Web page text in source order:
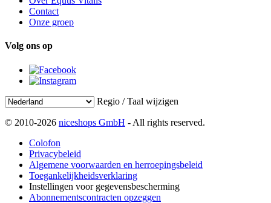
Contact
Onze groep
Volg ons op
Regio / Taal wijzigen
© 2010-2026 niceshops GmbH - All rights reserved.
Colofon
Privacybeleid
Algemene voorwaarden en herroepingsbeleid
Toegankelijkheidsverklaring
Instellingen voor gegevensbescherming
Abonnementscontracten opzeggen